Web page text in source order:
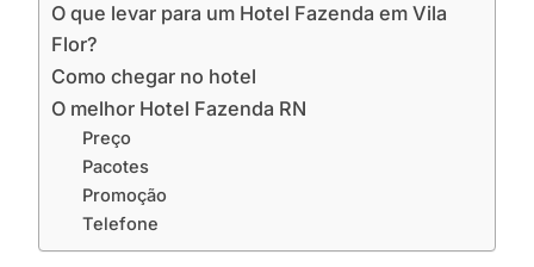
O que levar para um Hotel Fazenda em Vila
Flor?
Como chegar no hotel
O melhor Hotel Fazenda RN
Preço
Pacotes
Promoção
Telefone